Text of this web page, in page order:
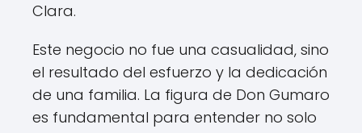
Clara.
Este negocio no fue una casualidad, sino
el resultado del esfuerzo y la dedicación
de una familia. La figura de Don Gumaro
es fundamental para entender no solo